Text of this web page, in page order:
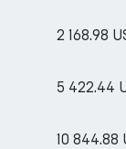
2 168.98
5 422.44
10 844.88